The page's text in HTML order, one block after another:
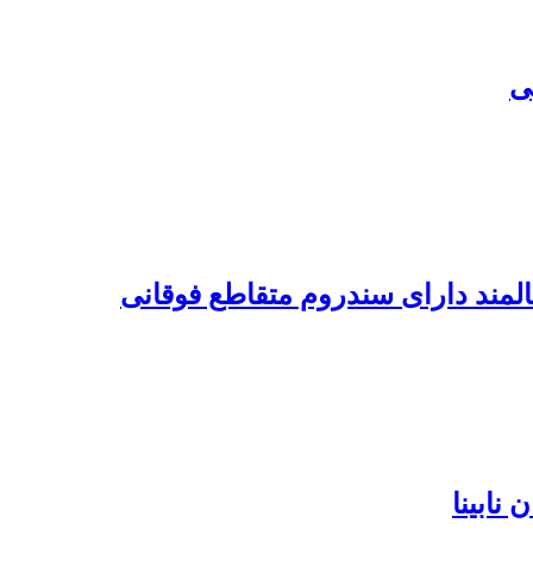
دارای سندروم متقاطع فوقانی